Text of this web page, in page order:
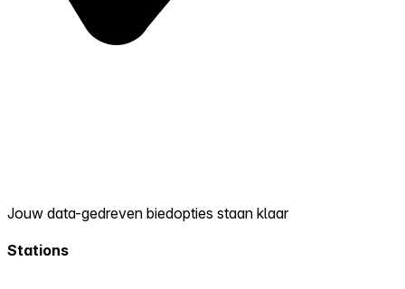
Jouw data-gedreven biedopties staan klaar
Stations